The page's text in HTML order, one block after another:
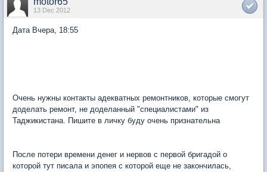
13 Dec 2012
Дата Вчера, 18:55
Очень нужны контакты адекватных ремонтников, которые смогут
доделать ремонт, не доделанный "специалистами" из
Таджикистана. Пишите в личку буду очень признательна
После потери времени денег и нервов с первой бригадой о
которой тут писала и эпопея с которой еще не закончилась,